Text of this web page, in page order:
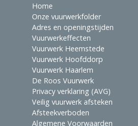
Home
Onze vuurwerkfolder
Adres en openingstijden
Vuurwerkeffecten
Vuurwerk Heemstede
Vuurwerk Hoofddorp
Vuurwerk Haarlem
De Roos Vuurwerk
Privacy verklaring (AVG)
Veilig vuurwerk afsteken
Afsteekverboden
Algemene Voorwaarden